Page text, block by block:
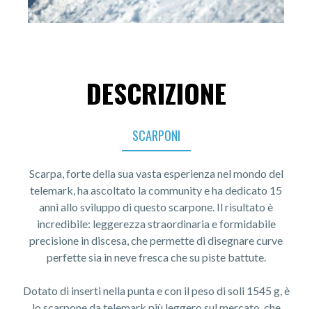
DESCRIZIONE
SCARPONI
Scarpa, forte della sua vasta esperienza nel mondo del
telemark, ha ascoltato la community e ha dedicato 15
anni allo sviluppo di questo scarpone. Il risultato è
incredibile: leggerezza straordinaria e formidabile
precisione in discesa, che permette di disegnare curve
perfette sia in neve fresca che su piste battute.
Dotato di inserti nella punta e con il peso di soli 1545 g, è